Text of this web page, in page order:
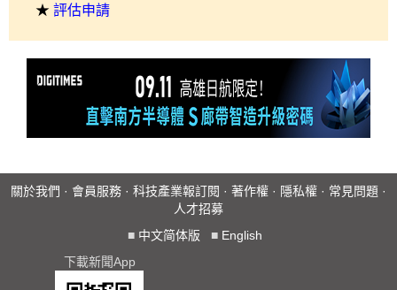
★ 評估申請
關於我們 · 會員服務 · 科技產業報訂閱 · 著作權 · 隱私權 · 常見問題 ·
人才招募
■ 中文简体版 ■ English
下載新聞App